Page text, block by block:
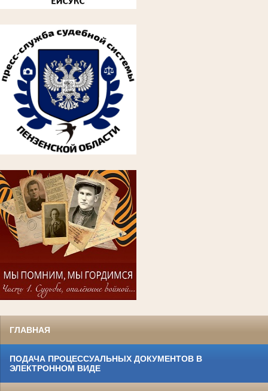
ГЛАВНАЯ
ПОДАЧА ПРОЦЕССУАЛЬНЫХ ДОКУМЕНТОВ В
ЭЛЕКТРОННОМ ВИДЕ